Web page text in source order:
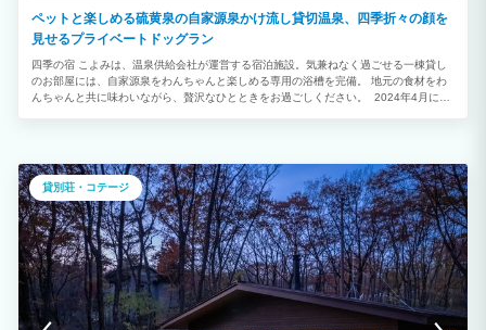
ペットと楽しめる硫黄泉の自家源泉かけ流し貸切温泉、四季折々の顔を
見せるプライベートドッグラン
四季の宿 こよみは、温泉供給会社が運営する宿泊施設。気兼ねなく過ごせる一棟貸し
のお部屋には、自家源泉をわんちゃんと楽しめる専用の浴槽を完備。 地元の食材をわ
んちゃんと共に味わいながら、贅沢なひとときをお過ごしください。 2024年4月にオ
ら、わんちゃんと特別な時間をお過ごしいただけます。
貸別荘・コテージ